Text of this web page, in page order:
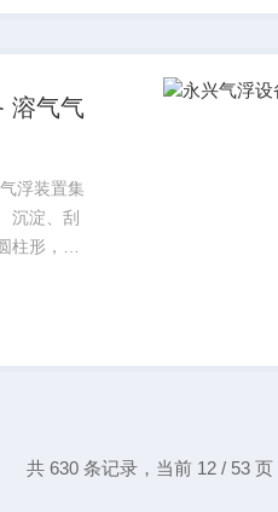
过滤器，
溶气气
浮装置集
沉淀、刮
柱形，结
，旋转布
进水口、
共 630 条记录，当前 12 / 53 页